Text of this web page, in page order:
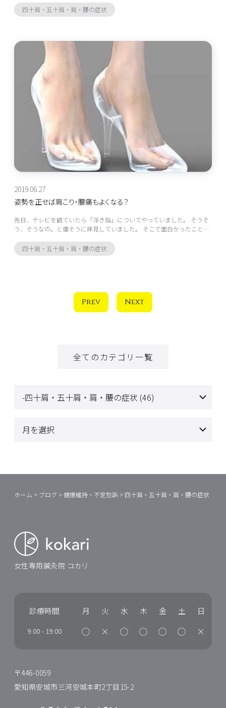
四十肩・五十肩・肩・腰の症状
2019.06.27
姿勢を正せば肩こり・腰痛もよくなる？
先日、テレビを観ていたら「浮き指」についてやっていました。 そうそ
う、そうなの。と偉そうに拝見していました。 そこで面白かったこと…
四十肩・五十肩・肩・腰の症状
Prev Next
全てのカテゴリ一覧
ホーム > ブログ >健康維持・不定愁訴 > 四十肩・五十肩・肩・腰の症状
女性専用鍼灸院 コカリ
診療時間 月 火 水 木 金 土 日
9:00 - 19:00 ◯ × ◯ ◯ ◯ ◯ ×
〒446-0059
愛知県安城市三河安城本町2丁目15-2